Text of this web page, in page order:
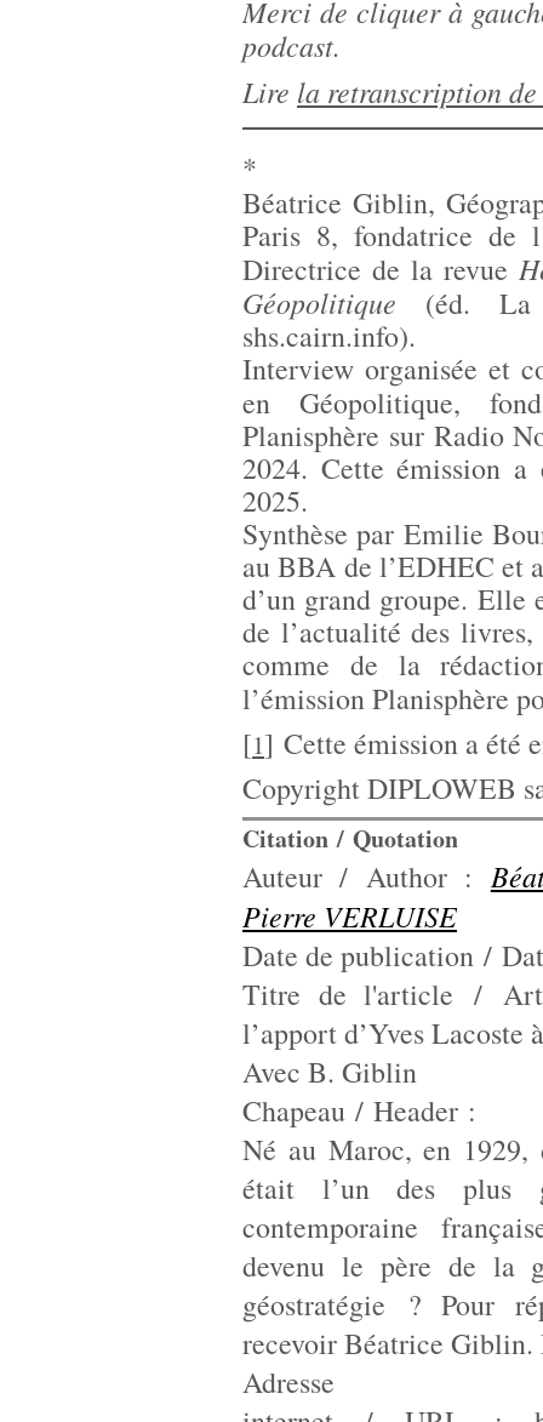
Merci de cliquer à
podcast.
Lire la retranscription
*
Béatrice Giblin,
Paris 8, fondatrice de
Directrice de la revue
Géopolitique (éd. La
shs.cairn.info).
Interview organisée et
en Géopolitique,
Planisphère sur Radio
2024. Cette émission
2025.
Synthèse par Emilie
au BBA de l’EDHEC et
d’un grand groupe. Elle
de l’actualité des
comme de la
l’émission Planisphère
[1] Cette émission a été
Copyright DIPLOWEB
Citation / Quotation
Auteur / Author :
Pierre VERLUISE
Date de publication /
Titre de l'article /
l’apport d’Yves
Avec B. Giblin
Chapeau / Header :
Né au Maroc, en 1929,
était l’un des plus
contemporaine
devenu le père de la
géostratégie ? Pour
recevoir Béatrice Giblin.
Adresse